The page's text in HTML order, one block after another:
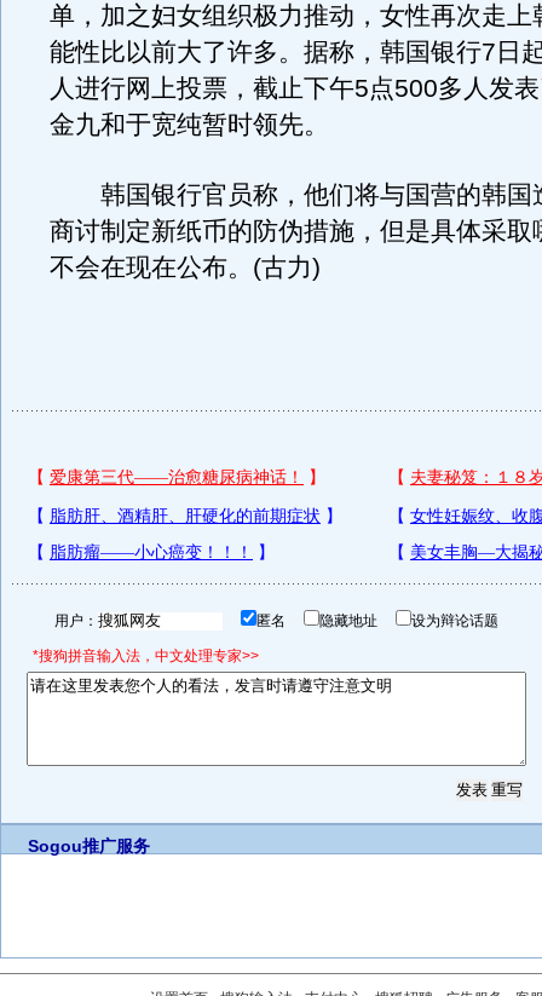
单，加之妇女组织极力推动，女性再次走上
能性比以前大了许多。据称，韩国银行7日
人进行网上投票，截止下午5点500多人发
金九和于宽纯暂时领先。
韩国银行官员称，他们将与国营的韩国
商讨制定新纸币的防伪措施，但是具体采取
不会在现在公布。(古力)
用户： 匿名 隐藏地址 设为辩论话题
*搜狗拼音输入法，中文处理专家>>
Sogou推广服务